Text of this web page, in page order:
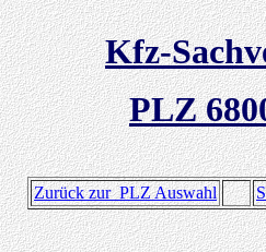
Kfz-
PLZ
Zurück zur PLZ Auswahl